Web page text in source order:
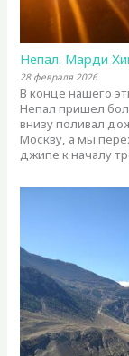
Непал. Марди
28 февраля 2026
В конце нашего
Непал пришел
внизу поливал
Москву, а мы
джипе к началу